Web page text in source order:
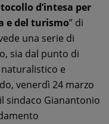
d’intesa per
e del turismo” di
una serie di
sia dal punto di
e
venerdì 24 marzo
sindaco Gianantonio